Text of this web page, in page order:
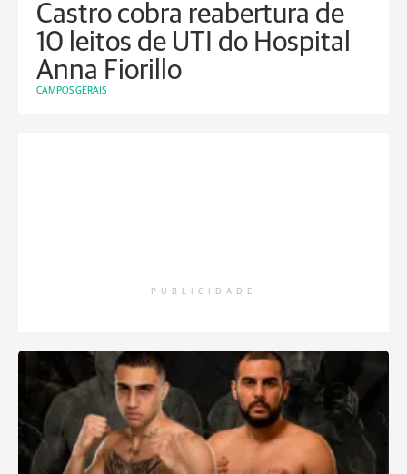
Castro cobra reabertura de
10 leitos de UTI do Hospital
Anna Fiorillo
CAMPOS GERAIS
PUBLICIDADE